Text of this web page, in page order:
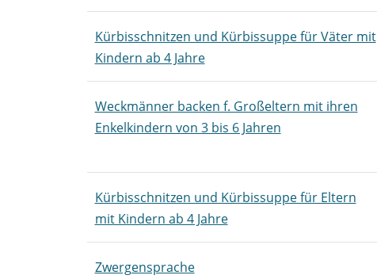
Kürbisschnitzen und Kürbissuppe für Väter mit
Kindern ab 4 Jahre
Weckmänner backen f. Großeltern mit ihren
Enkelkindern von 3 bis 6 Jahren
Kürbisschnitzen und Kürbissuppe für Eltern
mit Kindern ab 4 Jahre
Zwergensprache